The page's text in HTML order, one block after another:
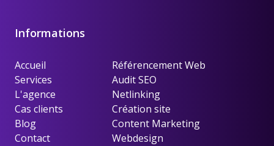
Informations
Accueil
Services
L'agence
Cas clients
Blog
Contact
Référencement Web
Audit SEO
Netlinking
Création site
Content Marketing
Webdesign